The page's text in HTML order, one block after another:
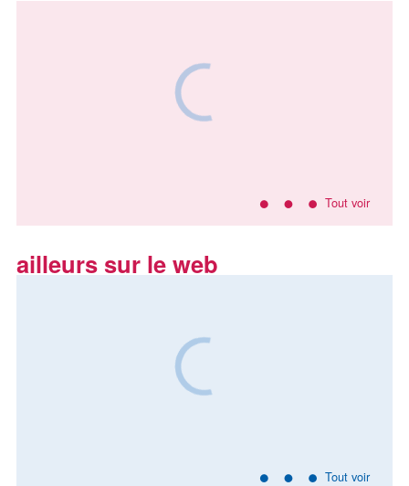
Tout voir
ailleurs sur le web
Tout voir